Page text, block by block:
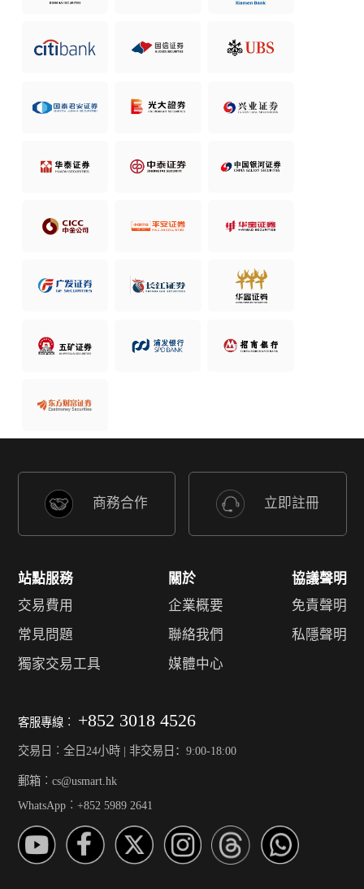
商務合作 立即註冊
站點服務
交易費用
常見問題
獨家交易工具
關於
企業概要
聯絡我們
媒體中心
協議聲明
免責聲明
私隱聲明
客服專線︰ +852 3018 4526
交易日︰全日24小時 | 非交易日：9:00-18:00
郵箱︰cs@usmart.hk
WhatsApp︰+852 5989 2641